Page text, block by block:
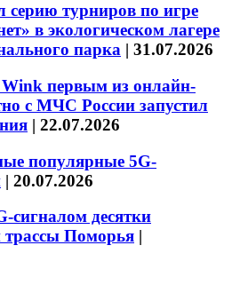
серию турниров по игре
в экологическом лагере
парка | 31.07.2026
первым из онлайн-
с МЧС России запустил
| 22.07.2026
популярные 5G-
| 20.07.2026
сигналом десятки
трассы Поморья |